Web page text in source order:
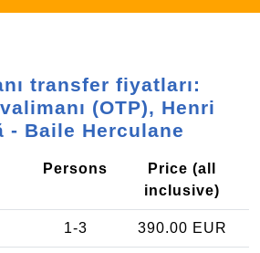
transfer fiyatları:
(OTP), Henri
- Baile Herculane
Persons
Price (all
inclusive)
1-3 390.00 EUR